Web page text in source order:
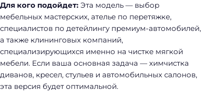
Для кого подойдет: Эта модель — выбор
мебельных мастерских, ателье по перетяжке,
специалистов по детейлингу премиум-автомобилей,
а также клининговых компаний,
специализирующихся именно на чистке мягкой
мебели. Если ваша основная задача — химчистка
диванов, кресел, стульев и автомобильных салонов,
эта версия будет оптимальной.